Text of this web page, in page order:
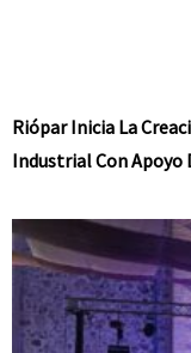
Riópar Inicia La
Industrial Con Apoyo